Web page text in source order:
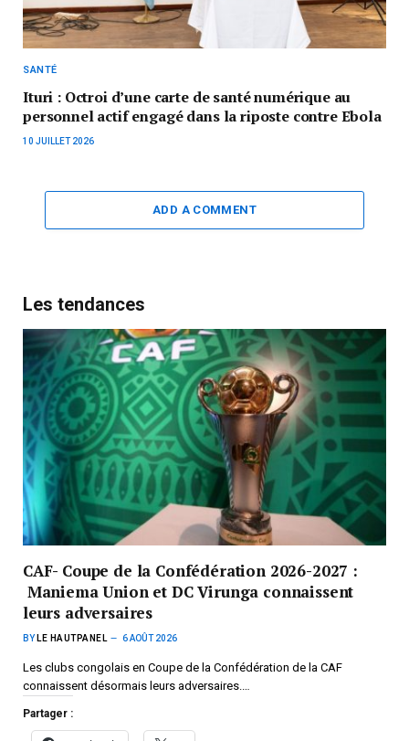
SANTÉ
Ituri : Octroi d’une carte de santé numérique au
personnel actif engagé dans la riposte contre Ebola
10 JUILLET 2026
ADD A COMMENT
Les tendances
CAF- Coupe de la Confédération 2026-2027 :
Maniema Union et DC Virunga connaissent
leurs adversaires
BY LE HAUTPANEL 6 AOÛT 2026
Les clubs congolais en Coupe de la Confédération de la CAF
connaissent désormais leurs adversaires.…
Partager :